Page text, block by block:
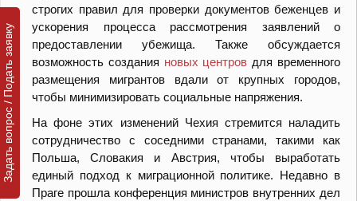
строгих правил для проверки документов беженцев и
ускорения процесса рассмотрения заявлений о
предоставлении убежища. Также обсуждается
возможность создания новых центров для временного
размещения мигрантов вдали от крупных городов,
чтобы минимизировать социальные напряжения.
На фоне этих изменений Чехия стремится наладить
сотрудничество с соседними странами, такими как
Польша, Словакия и Австрия, чтобы выработать
единый подход к миграционной политике. Недавно в
Праге прошла конференция министров внутренних дел
Задать вопрос / Подать заявку